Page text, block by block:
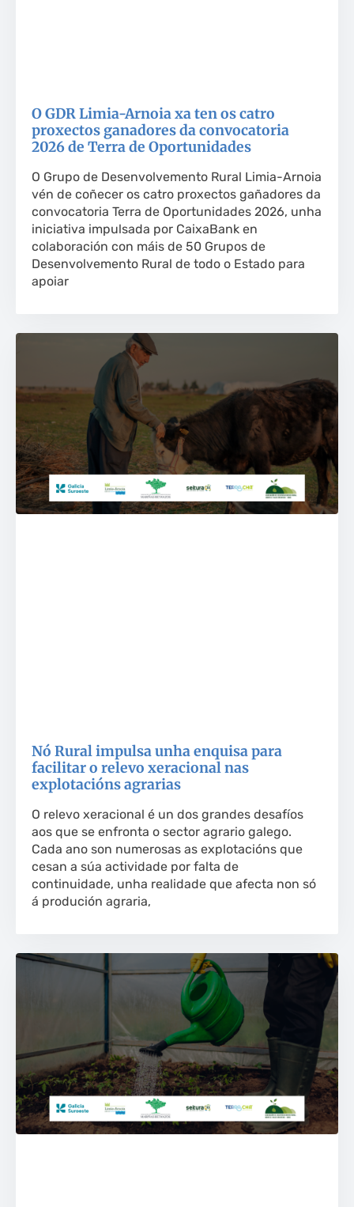
O GDR Limia-Arnoia xa ten os catro
proxectos ganadores da convocatoria
2026 de Terra de Oportunidades
O Grupo de Desenvolvemento Rural Limia-Arnoia
vén de coñecer os catro proxectos gañadores da
convocatoria Terra de Oportunidades 2026, unha
iniciativa impulsada por CaixaBank en
colaboración con máis de 50 Grupos de
Desenvolvemento Rural de todo o Estado para
apoiar
Nó Rural impulsa unha enquisa para
facilitar o relevo xeracional nas
explotacións agrarias
O relevo xeracional é un dos grandes desafíos
aos que se enfronta o sector agrario galego.
Cada ano son numerosas as explotacións que
cesan a súa actividade por falta de
continuidade, unha realidade que afecta non só
á produción agraria,